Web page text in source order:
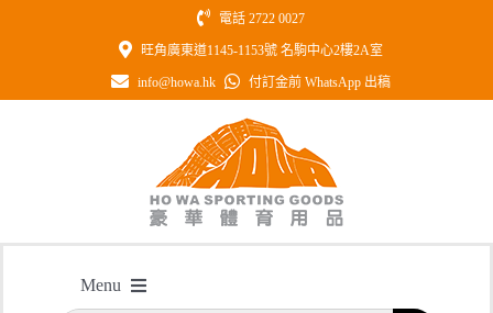
電話 2722 0027
旺角廣東道1145-1153號 名駒中心2樓2A室
info@howa.hk 付訂金前 WhatsApp 出稿
Menu警隊同事昇職或退休之用